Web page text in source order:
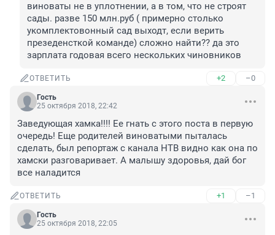
виноваты не в уплотнении, а в том, что не строят
сады. разве 150 млн.руб ( примерно столько
укомплектовонный сад выходт, если верить
презеденсткой команде) сложно найти?? да это
зарплата годовая всего нескольких чиновников
ОТВЕТИТЬ +2 –0
Гость
25 октября 2018, 22:42
Заведующая хамка!!!! Ее гнать с этого поста в первую
очередь! Еще родителей виноватыми пыталась
сделать, был репортаж с канала НТВ видно как она по
хамски разговаривает. А малышу здоровья, дай бог
все наладится
ОТВЕТИТЬ +1 –1
Гость
25 октября 2018, 22:05